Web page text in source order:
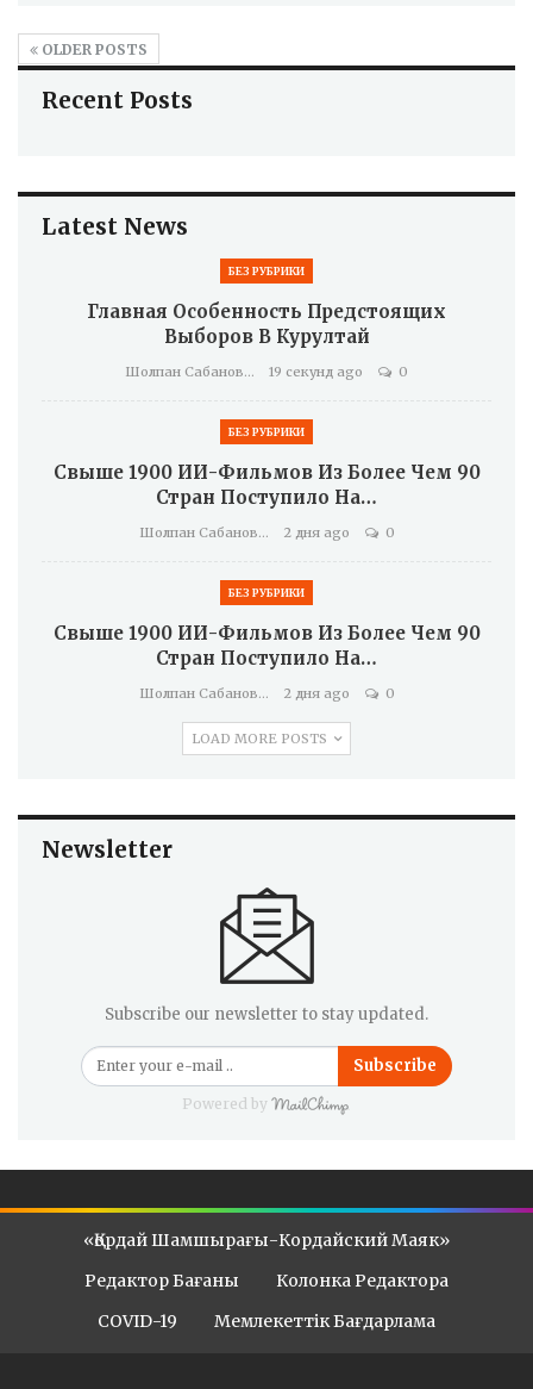
OLDER POSTS
Recent Posts
Latest News
БЕЗ РУБРИКИ
Главная Особенность Предстоящих
Выборов В Курултай
Шолпан Сабанова 19 секунд ago 0
БЕЗ РУБРИКИ
Свыше 1900 ИИ-Фильмов Из Более Чем 90
Стран Поступило На…
Шолпан Сабанова 2 дня ago 0
БЕЗ РУБРИКИ
Свыше 1900 ИИ-Фильмов Из Более Чем 90
Стран Поступило На…
Шолпан Сабанова 2 дня ago 0
LOAD MORE POSTS
Newsletter
Subscribe our newsletter to stay updated.
Subscribe
Powered by
«Қордай Шамшырағы-Кордайский Маяк»
Редактор Бағаны
Колонка Редактора
COVID-19
Мемлекеттік Бағдарлама